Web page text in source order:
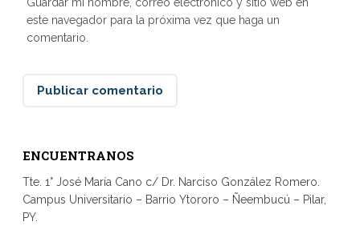
Guardar mi nombre, correo electrónico y sitio web en
este navegador para la próxima vez que haga un
comentario.
ENCUENTRANOS
Tte. 1° José María Cano c/ Dr. Narciso González Romero.
Campus Universitario – Barrio Ytororo – Ñeembucú – Pilar,
PY.